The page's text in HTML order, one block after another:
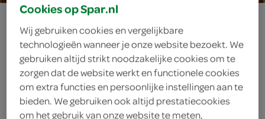
traybake kip piri
piri met zoete
aardappel en
Cookies op Spar.nl
Wij gebruiken cookies en vergelijkbare
technologieën wanneer je onze website bezoekt. We
gebruiken altijd strikt noodzakelijke cookies om te
zorgen dat de website werkt en functionele cookies
om extra functies en persoonlijke instellingen aan te
bieden. We gebruiken ook altijd prestatiecookies
om het gebruik van onze website te meten,